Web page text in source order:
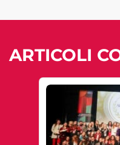
ARTICOLI